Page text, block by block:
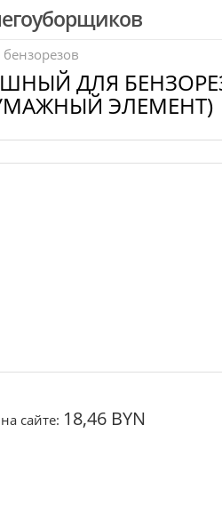
ДЛЯ
ЭЛЕМЕНТ)
сайте: 18,46 BYN